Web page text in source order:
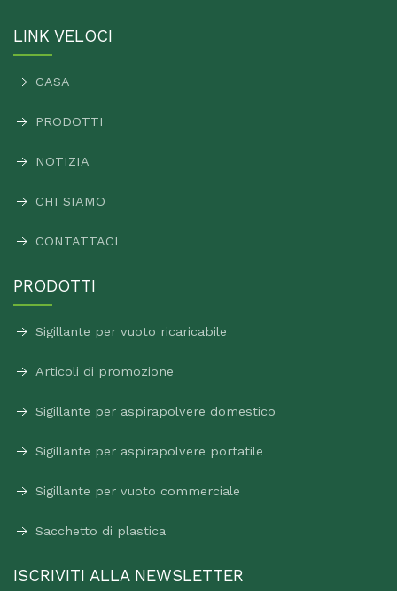
LINK VELOCI
CASA
PRODOTTI
NOTIZIA
CHI SIAMO
CONTATTACI
PRODOTTI
Sigillante per vuoto ricaricabile
Articoli di promozione
Sigillante per aspirapolvere domestico
Sigillante per aspirapolvere portatile
Sigillante per vuoto commerciale
Sacchetto di plastica
ISCRIVITI ALLA NEWSLETTER